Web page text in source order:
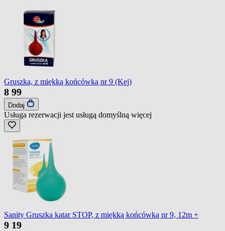
Gruszka, z miękką końcówką nr 9 (Kej)
8 99
Dodaj
Usługa rezerwacji jest usługą domyślną więcej
Sanity Gruszka katar STOP, z miękką końcówką nr 9, 12m +
9 19